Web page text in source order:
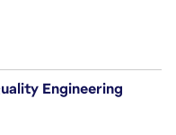
Engineering